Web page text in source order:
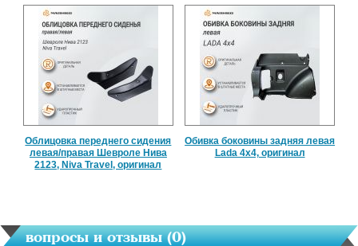
Облицовка переднего сидения
левая/правая Шевроле Нива
2123, Niva Travel, оригинал
Обивка боковины задняя левая
Lada 4x4, оригинал
вопросы и отзывы (0)